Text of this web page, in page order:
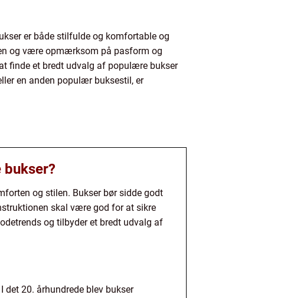
er både stilfulde og komfortable og
og være opmærksom på pasform og
finde et bredt udvalg af populære bukser
en anden populær buksestil, er
og stilen. Bukser bør sidde godt
skal være god for at sikre
og tilbyder et bredt udvalg af
det 20. århundrede blev bukser